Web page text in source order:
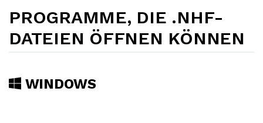
PROGRAMME, DIE .NHF-
DATEIEN ÖFFNEN KÖNNEN
WINDOWS